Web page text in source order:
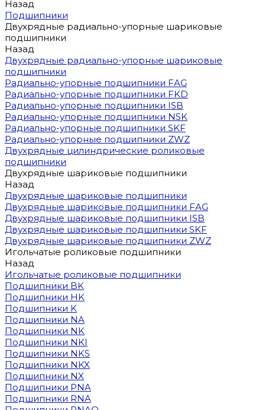
Назад
Подшипники
Двухрядные радиально-упорные шариковые
подшипники
Назад
Двухрядные радиально-упорные шариковые
подшипники
Радиально-упорные подшипники FAG
Радиально-упорные подшипники FKD
Радиально-упорные подшипники ISB
Радиально-упорные подшипники NSK
Радиально-упорные подшипники SKF
Радиально-упорные подшипники ZWZ
Двухрядные цилиндрические роликовые
подшипники
Двухрядные шариковые подшипники
Назад
Двухрядные шариковые подшипники
Двухрядные шариковые подшипники FAG
Двухрядные шариковые подшипники ISB
Двухрядные шариковые подшипники SKF
Двухрядные шариковые подшипники ZWZ
Игольчатые роликовые подшипники
Назад
Игольчатые роликовые подшипники
Подшипники BK
Подшипники HK
Подшипники K
Подшипники NA
Подшипники NK
Подшипники NKI
Подшипники NKS
Подшипники NKX
Подшипники NX
Подшипники PNA
Подшипники RNA